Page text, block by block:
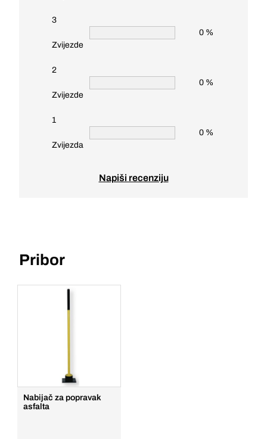
3
Zvijezde
0 %
2
Zvijezde
0 %
1
Zvijezda
0 %
Napiši recenziju
Pribor
Nabijač za popravak
asfalta